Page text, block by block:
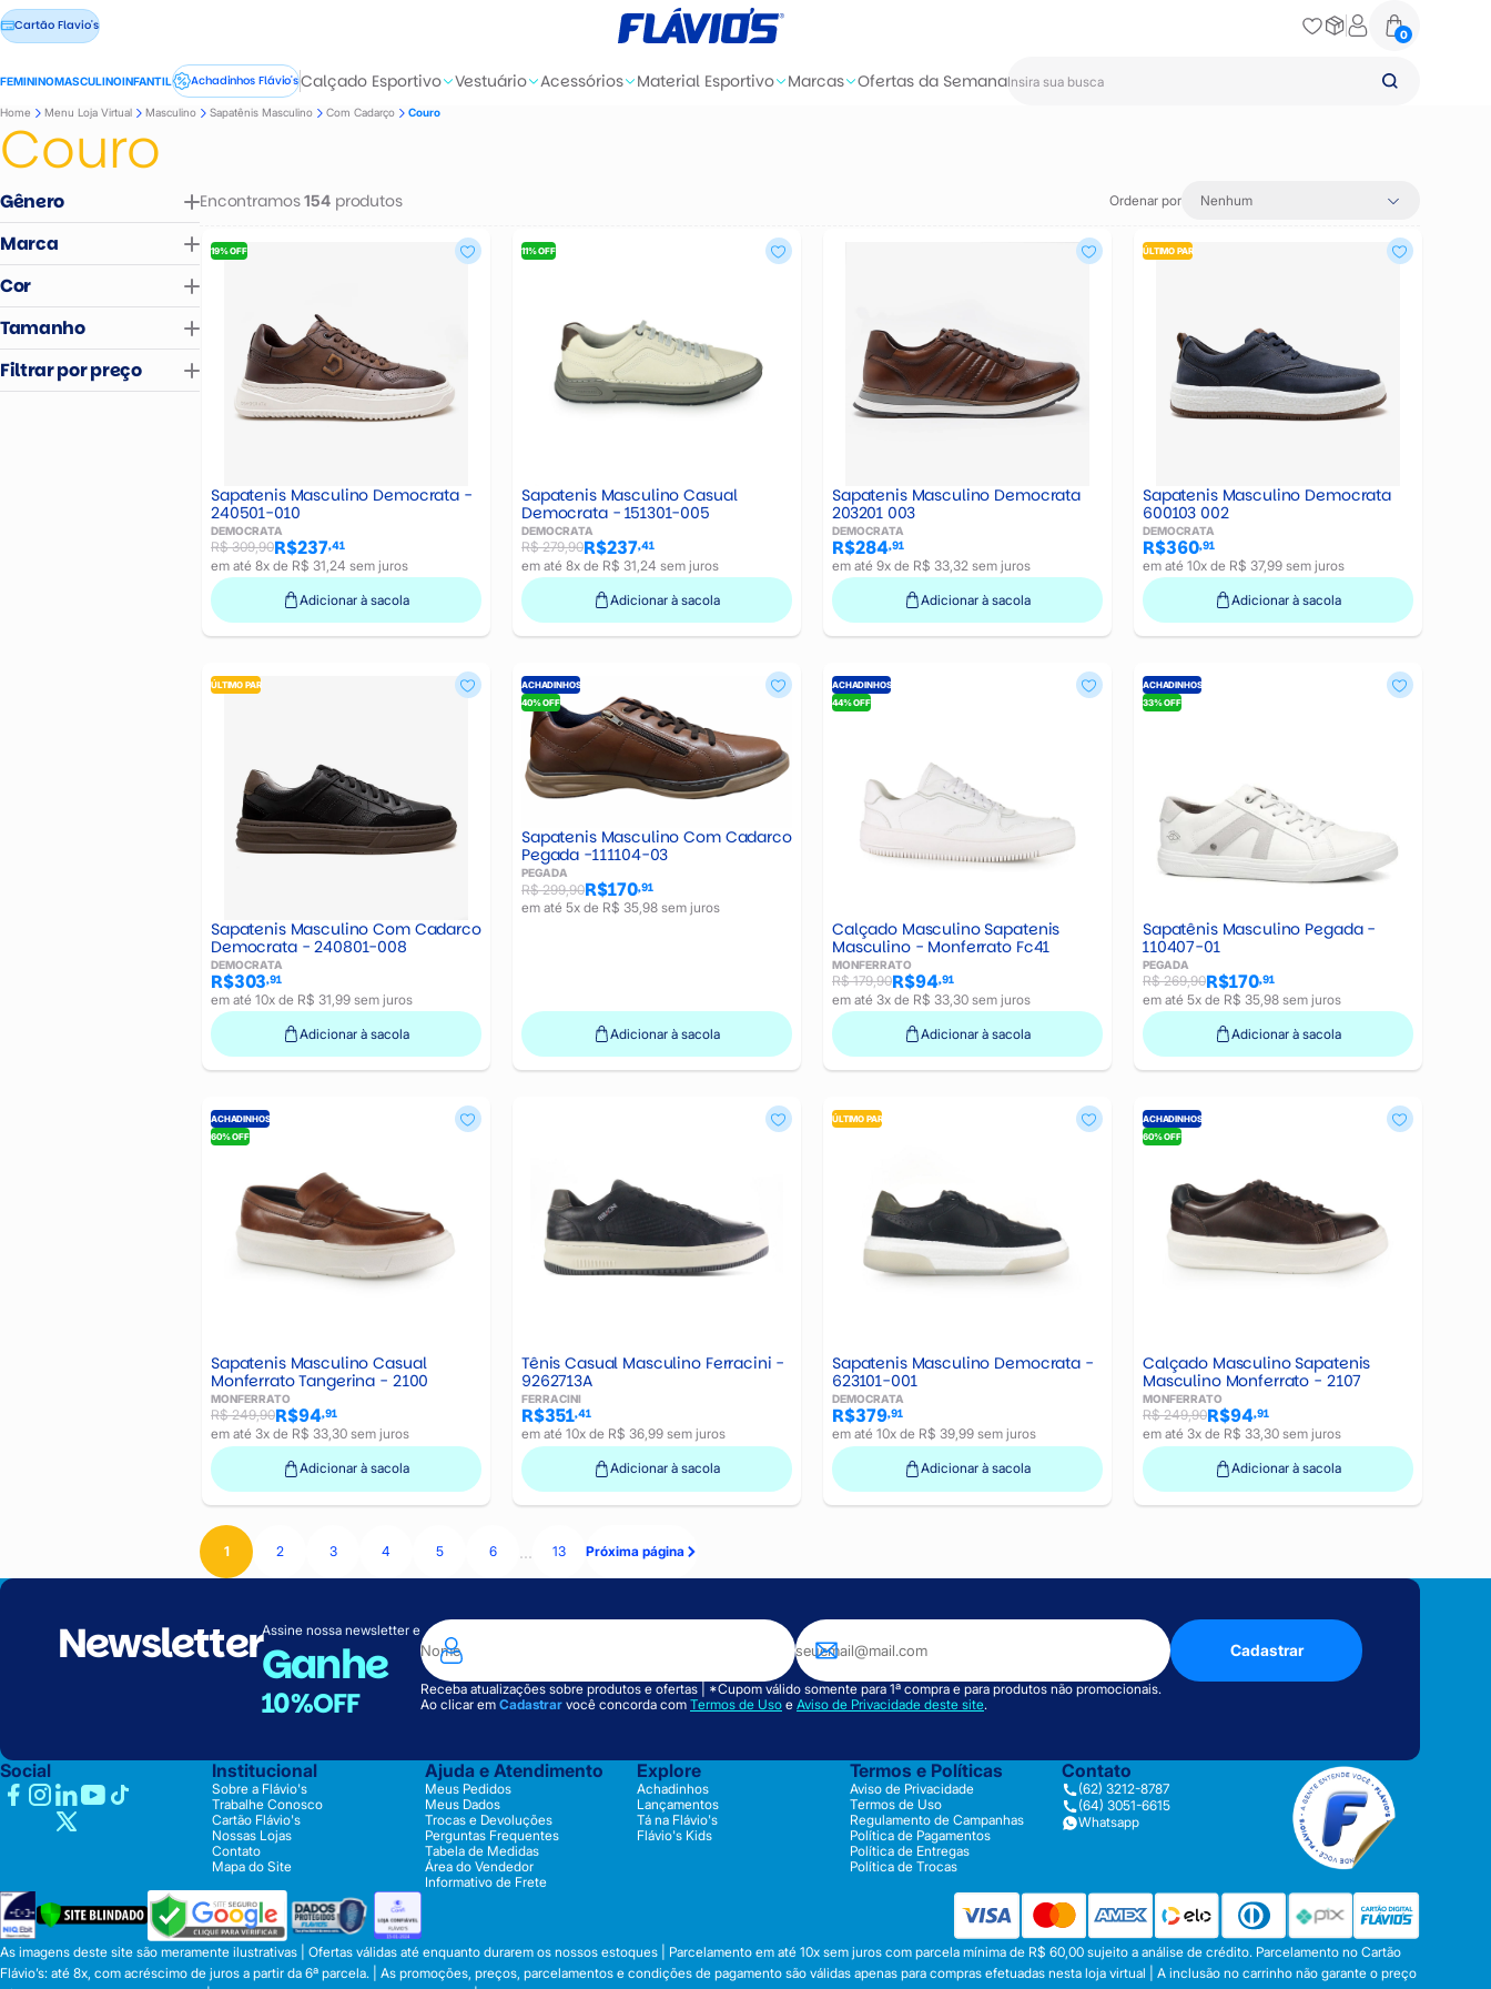
Cartão Flavio's
0
FEMININOMASCULINOINFANTIL Achadinhos Flávio'sCalçado Esportivo Vestuário Acessórios Material Esportivo Marcas Ofertas da Semana
Home Menu Loja Virtual Masculino Sapatênis Masculino Com Cadarço Couro
Couro
Gênero
Feminino
Marca
PEGADA
DEMOCRATA
MONFERRATO
FERRACINI
BIAGGIO
Cor
Areia
Azul
Branco
Ver Mais
Tamanho
37 38 39 40
Filtrar por preço
Encontramos 154produtos Ordenar por Nenhum
19% OFF
Sapatenis Masculino Democrata -
240501-010
DEMOCRATA
R$ 309,90R$237,41
em até 8x de R$ 31,24 sem juros
Adicionar à sacola
11% OFF
Sapatenis Masculino Casual
Democrata - 151301-005
DEMOCRATA
R$ 279,90R$237,41
em até 8x de R$ 31,24 sem juros
Adicionar à sacola
Sapatenis Masculino Democrata
203201 003
DEMOCRATA
R$284,91
em até 9x de R$ 33,32 sem juros
Adicionar à sacola
ÚLTIMO PAR
Sapatenis Masculino Democrata
600103 002
DEMOCRATA
R$360,91
em até 10x de R$ 37,99 sem juros
Adicionar à sacola
ÚLTIMO PAR
Sapatenis Masculino Com Cadarco
Democrata - 240801-008
DEMOCRATA
R$303,91
em até 10x de R$ 31,99 sem juros
Adicionar à sacola
40% OFF
ACHADINHOS
Sapatenis Masculino Com Cadarco
Pegada -111104-03
PEGADA
R$ 299,90R$170,91
em até 5x de R$ 35,98 sem juros
Adicionar à sacola
44% OFF
ACHADINHOS
Calçado Masculino Sapatenis
Masculino - Monferrato Fc41
MONFERRATO
R$ 179,90R$94,91
em até 3x de R$ 33,30 sem juros
Adicionar à sacola
33% OFF
ACHADINHOS
Sapatênis Masculino Pegada -
110407-01
PEGADA
R$ 269,90R$170,91
em até 5x de R$ 35,98 sem juros
Adicionar à sacola
60% OFF
ACHADINHOS
Sapatenis Masculino Casual
Monferrato Tangerina - 2100
MONFERRATO
R$ 249,90R$94,91
em até 3x de R$ 33,30 sem juros
Adicionar à sacola
Tênis Casual Masculino Ferracini -
9262713A
FERRACINI
R$351,41
em até 10x de R$ 36,99 sem juros
Adicionar à sacola
ÚLTIMO PAR
Sapatenis Masculino Democrata -
623101-001
DEMOCRATA
R$379,91
em até 10x de R$ 39,99 sem juros
Adicionar à sacola
60% OFF
ACHADINHOS
Calçado Masculino Sapatenis
Masculino Monferrato - 2107
MONFERRATO
R$ 249,90R$94,91
em até 3x de R$ 33,30 sem juros
Adicionar à sacola
1 2 3 4 5 6 ... 13 Próxima página
NewsletterAssine nossa newsletter e
Ganhe
10%OFF
Cadastrar
Receba atualizações sobre produtos e ofertas | *Cupom válido somente para 1ª compra e para produtos não promocionais.
Ao clicar em Cadastrar você concorda com Termos de Uso e Aviso de Privacidade deste site.
Social Institucional
Sobre a Flávio's
Trabalhe Conosco
Cartão Flávio's
Nossas Lojas
Contato
Mapa do Site
Ajuda e Atendimento
Meus Pedidos
Meus Dados
Trocas e Devoluções
Perguntas Frequentes
Tabela de Medidas
Área do Vendedor
Informativo de Frete
Explore
Achadinhos
Lançamentos
Tá na Flávio's
Flávio's Kids
Termos e Políticas
Aviso de Privacidade
Termos de Uso
Regulamento de Campanhas
Política de Pagamentos
Política de Entregas
Política de Trocas
Contato
(62) 3212-8787
(64) 3051-6615
Whatsapp
As imagens deste site são meramente ilustrativas | Ofertas válidas até enquanto durarem os nossos estoques | Parcelamento em até 10x sem juros com parcela mínima de R$ 60,00 sujeito a análise de crédito. Parcelamento no Cartão
Flávio’s: até 8x, com acréscimo de juros a partir da 6ª parcela. | As promoções, preços, parcelamentos e condições de pagamento são válidas apenas para compras efetuadas nesta loja virtual | A inclusão no carrinho não garante o preço